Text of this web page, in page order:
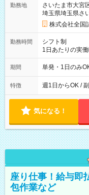
例】 ・河合塾模
×8時間＝日収
円の場合あり
円（役割手当＋
間】試用期間なし
勤務地
さいたま市大宮
埼玉県埼玉県さ
株式会社全国
勤務時間
シフト制
1日あたりの実
間は 試験によ
期間 単発・1日のみ
特徴 週1日からOK /
気になる！
座り仕事！給与即
包作業など